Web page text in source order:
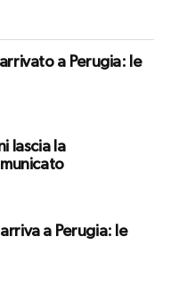
a Perugia: le
lascia la
a Perugia: le